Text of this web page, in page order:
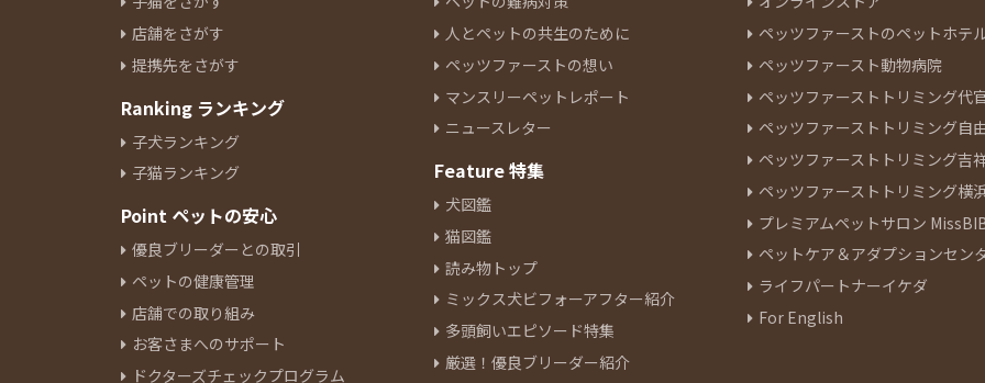
店舗をさがす
提携先をさがす
Ranking ランキング
子犬ランキング
子猫ランキング
Point ペットの安心
優良ブリーダーとの取引
ペットの健康管理
店舗での取り組み
お客さまへのサポート
ドクターズチェックプログラム
人とペットの共生のために
ペッツファーストの想い
マンスリーペットレポート
ニュースレター
Feature 特集
犬図鑑
猫図鑑
読み物トップ
ミックス犬ビフォーアフター紹介
多頭飼いエピソード特集
厳選！優良ブリーダー紹介
ペッツファーストのペットホテ
ペッツファースト動物病院
ペッツファーストトリミング代
ペッツファーストトリミング自
ペッツファーストトリミング吉
ペッツファーストトリミング横
プレミアムペットサロン
ペットケア＆アダプションセン
ライフパートナーイケダ
For English